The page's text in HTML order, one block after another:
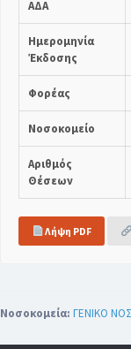
ΑΔΑ
Ημερομηνία
Έκδοσης
Φορέας
Νοσοκομείο
Αριθμός
Θέσεων
Λήψη PDF
Νοσοκομεία: ΓΕΝΙΚΟ